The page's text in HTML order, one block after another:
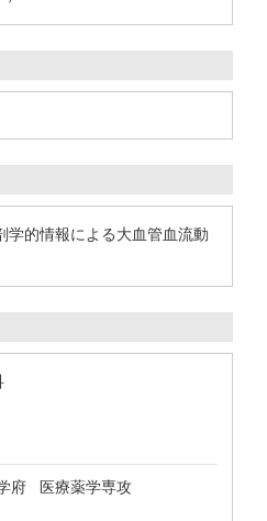
学的情報による大血管血流動
府 医療薬学専攻